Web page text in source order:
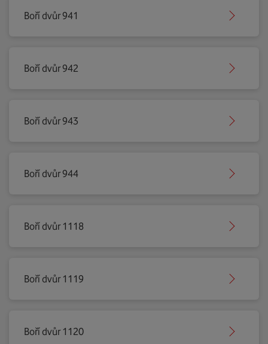
Boří dvůr 941
Boří dvůr 942
Boří dvůr 943
Boří dvůr 944
Boří dvůr 1118
Boří dvůr 1119
Boří dvůr 1120